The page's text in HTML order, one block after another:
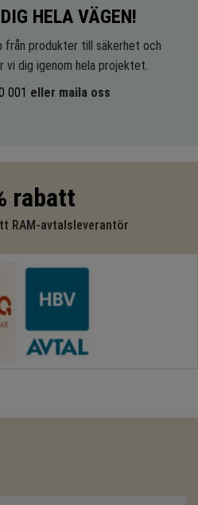
HELA VÄGEN!
från produkter till säkerhet och
vi dig igenom hela projektet.
001 eller maila oss
rabatt
RAM-avtalsleverantör